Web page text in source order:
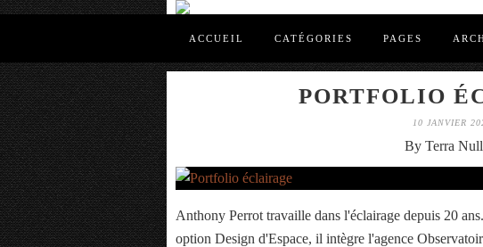
ACCUEIL CATÉGORIES PAGES
PORTFOLIO
10 JANVIER
By Terra
Anthony Perrot travaille dans l'éclairage depuis 20
option Design d'Espace, il intègre l'agence